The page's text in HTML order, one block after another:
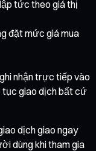
tức theo giá thị
đặt mức giá mua
nhận trực tiếp vào
tục giao dịch bất cứ
dịch giao ngay
dùng khi tham gia